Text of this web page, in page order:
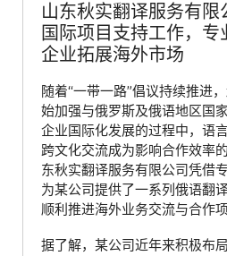
山东秋实翻译服务有限
国际项目支持工作，专
企业拓展海外市场
随着“一带一路”倡议持续推进
始加强与俄罗斯及俄语地区国
企业国际化发展的过程中，语
跨文化交流成为影响合作效率
东秋实翻译服务有限公司凭借
为某公司提供了一系列俄语翻
顺利推进海外业务交流与合作项
据了解，某公司近年来积极布